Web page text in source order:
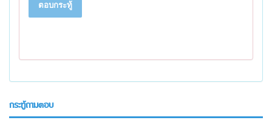
ตอบกระทู้
กระทู้ถามตอบ